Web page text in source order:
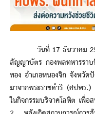
วันที่ 17 ธันวาคม
สัญญาบัตร กองพลทหารรา
ทอง อำเภอหนองจิก จังหวัด
มาจากพระราชดำริ (ศปพร
ในกิจกรรมบริจาคโลหิต เพื่